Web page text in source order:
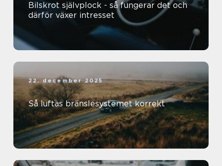
Bilskrot självplock - så fungerar det och
därför växer intresset
22. december 2025
Så luftas bränslesystemet korrekt